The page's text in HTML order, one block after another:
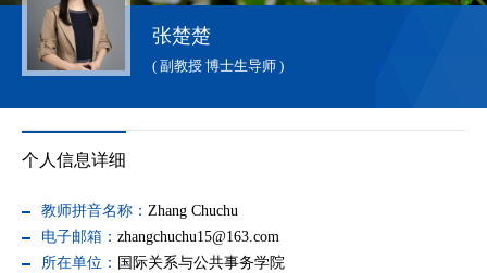
张楚楚
( 副教授 博士生导师 )
个人信息详细
教师拼音名称： Zhang Chuchu
电子邮箱： zhangchuchu15@163.com
所在单位： 国际关系与公共事务学院